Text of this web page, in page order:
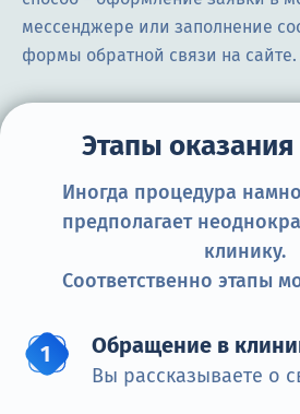
мессенджере или заполнение
формы обратной связи на сайте.
Этапы
Иногда процедура
предполагает
клинику.
Соответственно этапы
Обращение в
Вы рассказываете о